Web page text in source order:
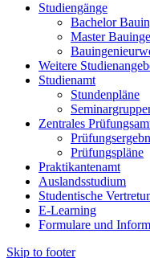
Studiengänge
Bachelor
Master
Weitere
Studienamt
Stundenpläne
Zentrales
Prüfungspläne
Praktikantenamt
Auslandsstudium
Studentische
E-Learning
Formulare und
Skip to footer